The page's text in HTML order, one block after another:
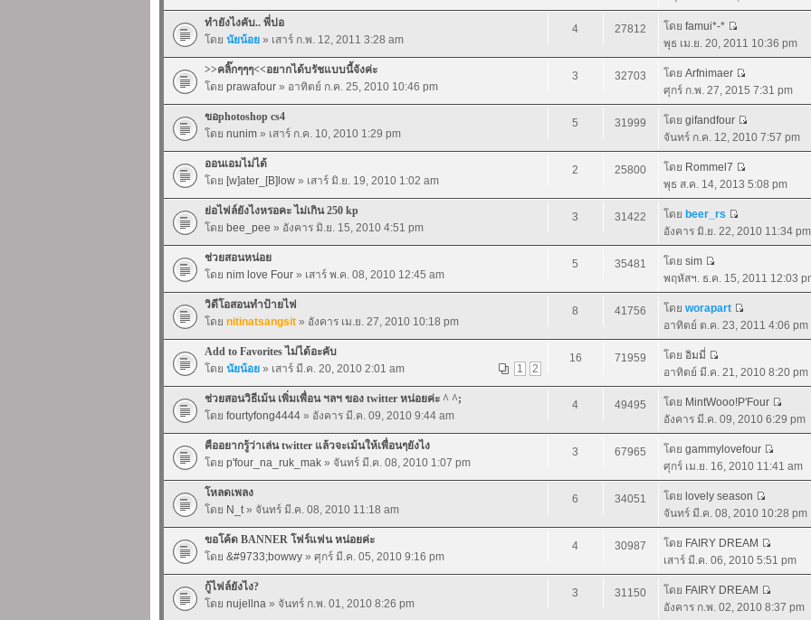
ทำยังไงคับ.. พี่ปอ
โดย นัยน้อย » เสาร์ ก.พ. 12, 2011 3:28 am
4 27812 โดย famui*-*
พุธ เม.ย. 20, 2011 10:36 pm
>>คลิ๊กๆๆๆ<<อยากได้บรัชแบบนี้จังค่ะ
โดย prawafour » อาทิตย์ ก.ค. 25, 2010 10:46 pm
3 32703 โดย Arfnimaer
ศุกร์ ก.พ. 27, 2015 7:31 pm
ขอphotoshop cs4
โดย nunim » เสาร์ ก.ค. 10, 2010 1:29 pm
5 31999 โดย gifandfour
จันทร์ ก.ค. 12, 2010 7:57 pm
ออนเอมไม่ได้
โดย [w]ater_[B]low » เสาร์ มิ.ย. 19, 2010 1:02 am
2 25800 โดย Rommel7
พุธ ส.ค. 14, 2013 5:08 pm
ย่อไฟล์ยังไงหรอคะ ไม่เกิน 250 kp
โดย bee_pee » อังคาร มิ.ย. 15, 2010 4:51 pm
3 31422 โดย beer_rs
อังคาร มิ.ย. 22, 2010 11:34 pm
ช่วยสอนหน่อย
โดย nim love Four » เสาร์ พ.ค. 08, 2010 12:45 am
5 35481 โดย sim
พฤหัสฯ. ธ.ค. 15, 2011 12:03
วิดีโอสอนทำป้ายไฟ
โดย nitinatsangsit » อังคาร เม.ย. 27, 2010 10:18 pm
8 41756 โดย worapart
อาทิตย์ ต.ค. 23, 2011 4:06 pm
Add to Favorites ไม่ได้อะคับ
1
2
โดย นัยน้อย » เสาร์ มี.ค. 20, 2010 2:01 am
16 71959 โดย อิมมี่
อาทิตย์ มี.ค. 21, 2010 8:20 pm
ช่วยสอนวิธีเม้น เพิ่มเพื่อน ฯลฯ ของ twitter หน่อยค่ะ ^ ^;
โดย fourtyfong4444 » อังคาร มี.ค. 09, 2010 9:44 am
4 49495 โดย MintWooo!P'Four
อังคาร มี.ค. 09, 2010 6:29 pm
คืออยากรู้ว่าเล่น twitter แล้วจะเม้นให้เพื่อนๆยังไง
โดย p'four_na_ruk_mak » จันทร์ มี.ค. 08, 2010 1:07 pm
3 67965 โดย gammylovefour
ศุกร์ เม.ย. 16, 2010 11:41 am
โหลดเพลง
โดย N_t» จันทร์ มี.ค. 08, 2010 11:18 am
6 34051 โดย lovely season
จันทร์ มี.ค. 08, 2010 10:28 pm
ขอโค้ด BANNER โฟร์แฟน หน่อยค่ะ
โดย &#9733;bowwy » ศุกร์ มี.ค. 05, 2010 9:16 pm
4 30987 โดย FAIRY DREAM
เสาร์ มี.ค. 06, 2010 5:51 pm
กู้ไฟล์ยังไง?
โดย nujellna » จันทร์ ก.พ. 01, 2010 8:26 pm
3 31150 โดย FAIRY DREAM
อังคาร ก.พ. 02, 2010 8:37 pm